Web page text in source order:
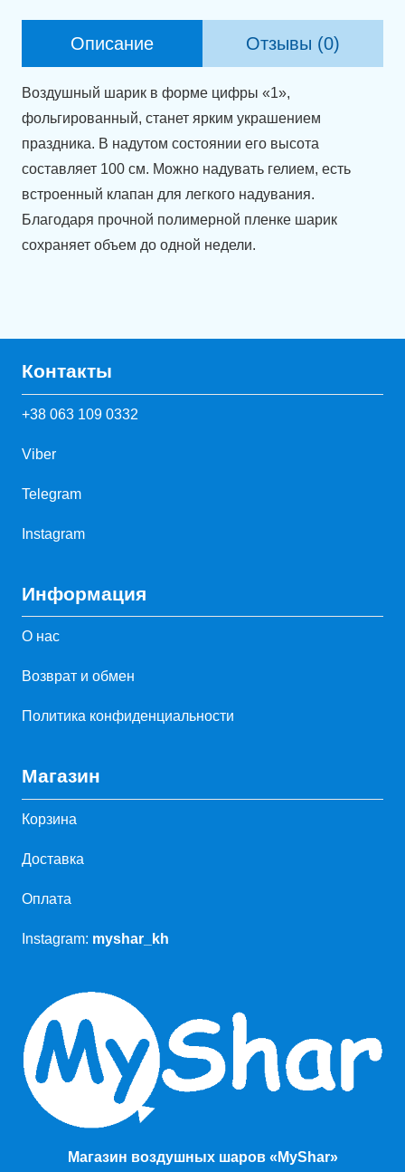
(100
см).
Описание Отзывы (0)
Воздушный шарик в форме цифры «1»,
фольгированный, станет ярким украшением
праздника. В надутом состоянии его высота
составляет 100 см. Можно надувать гелием, есть
встроенный клапан для легкого надувания.
Благодаря прочной полимерной пленке шарик
сохраняет объем до одной недели.
Контакты
+38 063 109 0332
Viber
Telegram
Instagram
Информация
О нас
Возврат и обмен
Политика конфиденциальности
Магазин
Корзина
Доставка
Оплата
Instagram: myshar_kh
Магазин воздушных шаров «MyShar»